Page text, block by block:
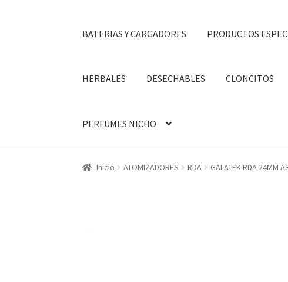
BATERIAS Y CARGADORES PRODUCTOS
HERBALES DESECHABLES CLONCITOS
PERFUMES NICHO
Inicio ATOMIZADORES RDA GALATEK RDA 24MM